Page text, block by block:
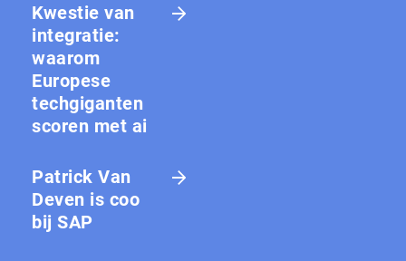
Kwestie van
integratie:
waarom
Europese
techgiganten
scoren met ai
Patrick Van
Deven is coo
bij SAP